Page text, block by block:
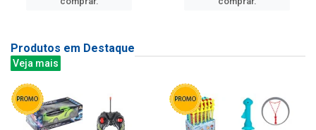
Produtos em Destaque
Veja mais